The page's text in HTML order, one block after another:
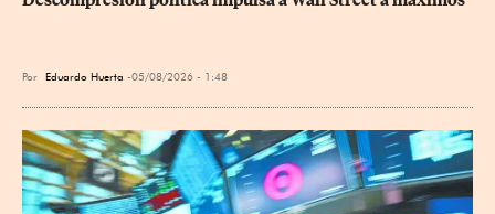
Por Eduardo Huerta 05/08/2026 - 1:48